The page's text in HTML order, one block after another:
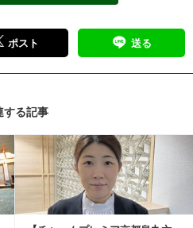
ポスト 送る
する記事